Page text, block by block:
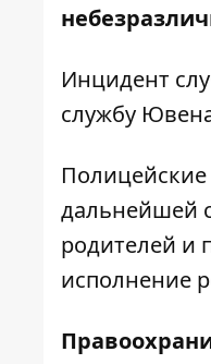
Инцидент
службу
дальнейшей
родителей и
исполнение